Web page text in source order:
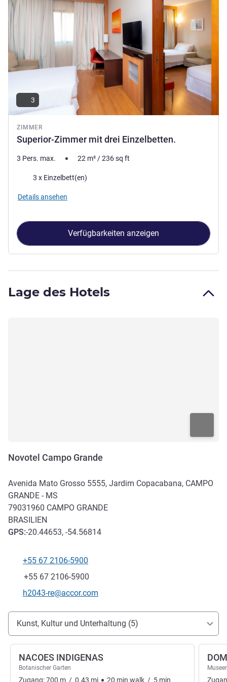
hoffen, Sie genießen das Beste, was unsere Stadt zu bieten
hat.
JOÃO RENATO TOZATO, Hotel Direktion
ZIMMER
Superior-Zimmer mit drei Einzelbetten.
3
3 Pers. max. 22 m²/236sq ft
Bettwäsche
3 x Einzelbett(en)
Details ansehen
Verfügbarkeiten anzeigen
Lage des Hotels
Novotel Campo Grande
Avenida Mato Grosso 5555, Jardim Copacabana, CAMPO
GRANDE - MS
79031960 CAMPO GRANDE
BRASILIEN
GPS:-20.44653, -54.56814
+55 67 2106-5900
Fax
+55 67 2106-5900
Kontakt-E-Mail
h2043-re@accor.com
Erreichbarkeit und Anbindung
Kunst, Kultur und Unterhaltung (5)
NACOES INDIGENAS
Botanischer Garten
Zugang:700 m / 0.43 mi 20 min walk / 5 min